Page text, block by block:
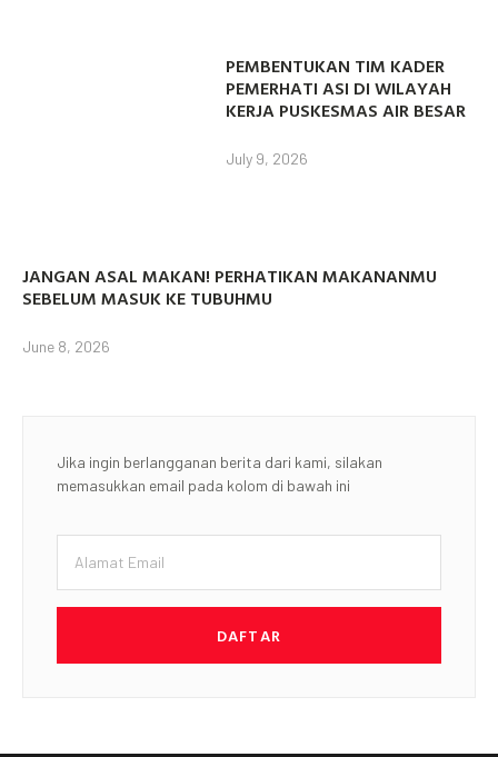
PEMBENTUKAN TIM KADER
PEMERHATI ASI DI WILAYAH
KERJA PUSKESMAS AIR BESAR
July 9, 2026
JANGAN ASAL MAKAN! PERHATIKAN MAKANANMU
SEBELUM MASUK KE TUBUHMU
June 8, 2026
Jika ingin berlangganan berita dari kami, silakan
memasukkan email pada kolom di bawah ini
DAFTAR